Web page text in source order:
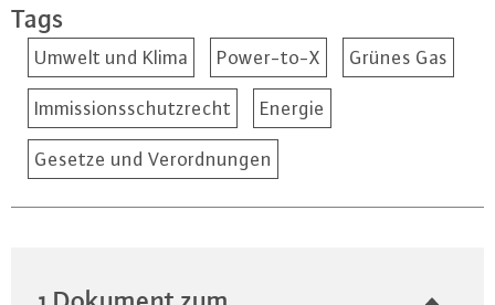
Tags
Umwelt und Klima Power-to-X Grünes Gas
Immissionsschutzrecht Energie
Gesetze und Verordnungen